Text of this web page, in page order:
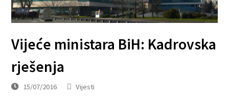
Vijeće ministara BiH: Kadrovska
rješenja
15/07/2016 Vijesti